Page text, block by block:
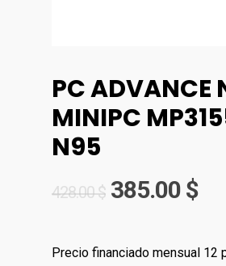
PC ADVANCE
MINIPC
N95
428.00$ 385.00 $
Precio financiado mensual 12